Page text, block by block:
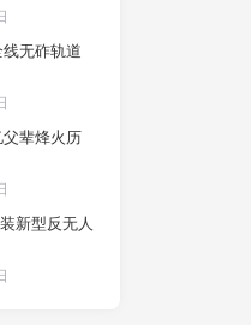
无砟轨道
辈烽火历
新型反无人